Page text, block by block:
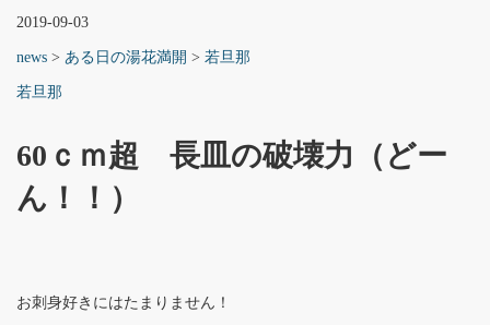
2019-09-03
news > ある日の湯花満開 > 若旦那
若旦那
60ｃｍ超 長皿の破壊力（どー
ん！！）
お刺身好きにはたまりません！